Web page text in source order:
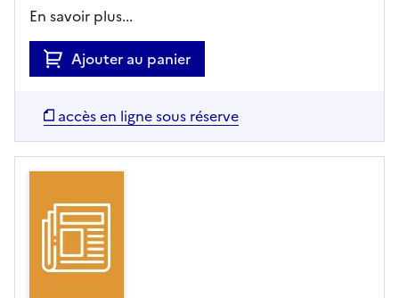
En savoir plus...
Ajouter au panier
accès en ligne sous réserve